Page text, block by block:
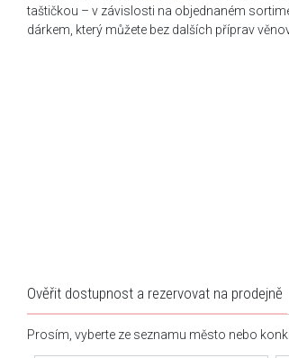
taštičkou – v závislosti na objednaném
dárkem, který můžete bez dalších příprav
Ověřit dostupnost a rezervovat na prodejně
Prosím, vyberte ze seznamu město nebo